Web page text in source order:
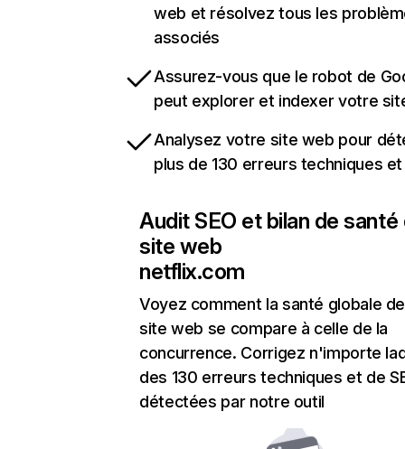
web et résolvez tous les
associés
Assurez-vous que le robot de
peut explorer et indexer votre
Analysez votre site web pour
plus de 130 erreurs techniques et
Audit SEO et bilan de santé
site web
netflix.com
Voyez comment la santé globale
site web se compare à celle de la
concurrence. Corrigez n'importe
des 130 erreurs techniques et de
détectées par notre outil